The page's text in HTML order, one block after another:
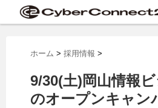
ホーム > 採用情報 >
9/30(土)岡山情報
のオープンキャン